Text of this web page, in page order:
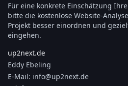
Für eine konkrete Einschätzung
bitte die kostenlose Website-
Projekt besser einordnen und
eingehen.
up2next.de
Eddy Ebeling
E-Mail: info@up2next.de